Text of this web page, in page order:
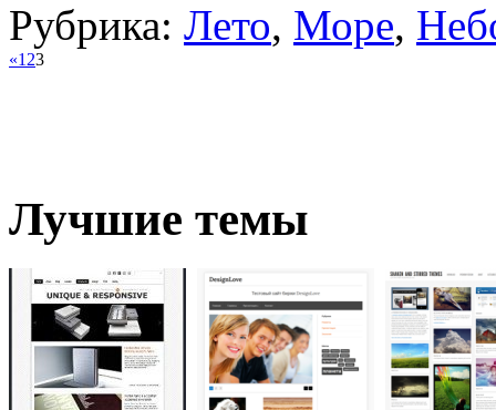
Рубрика: Лето, Море,
«1 23
Лучшие темы